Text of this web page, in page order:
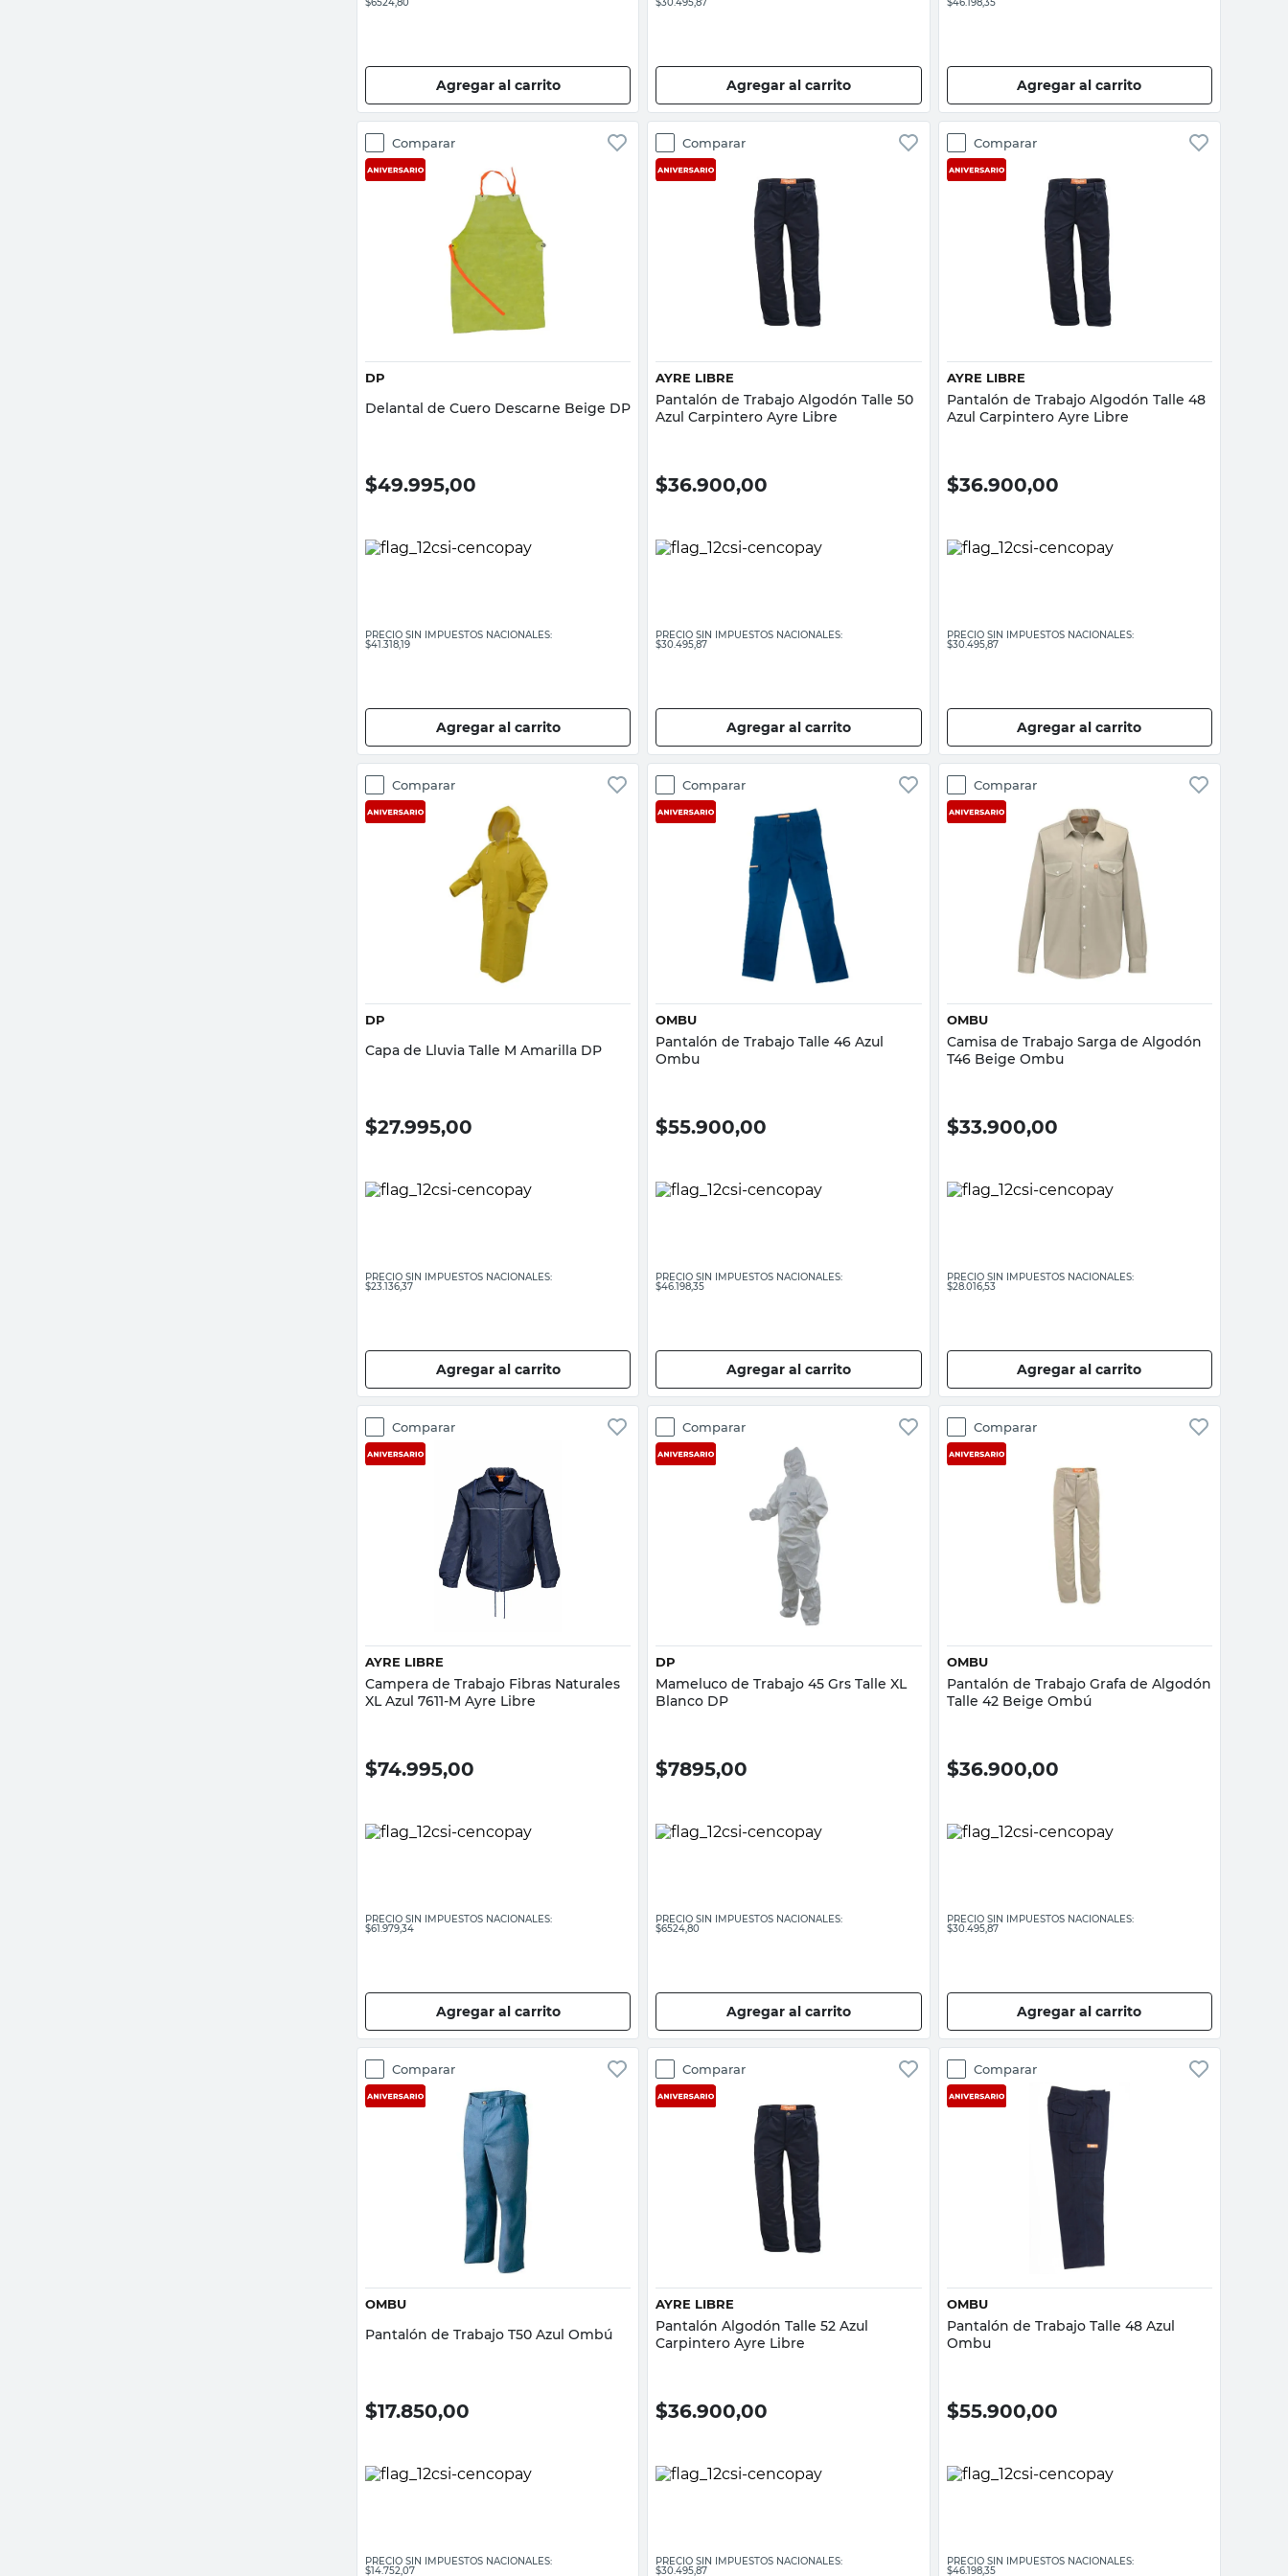
Agregar al carrito Agregar al carrito Agregar al carrito
Comparar
Vista rápida
DP
Delantal de Cuero Descarne Beige DP
$49.995,00
PRECIO SIN IMPUESTOS NACIONALES:
$41.318,19
Agregar al carrito
Comparar
Vista rápida
AYRE LIBRE
Pantalón de Trabajo Algodón Talle 50
Azul Carpintero Ayre Libre
$36.900,00
PRECIO SIN IMPUESTOS NACIONALES:
$30.495,87
Agregar al carrito
Comparar
Vista rápida
AYRE LIBRE
Pantalón de Trabajo Algodón Talle 48
Azul Carpintero Ayre Libre
$36.900,00
PRECIO SIN IMPUESTOS NACIONALES:
$30.495,87
Agregar al carrito
Comparar
Vista rápida
DP
Capa de Lluvia Talle M Amarilla DP
$27.995,00
PRECIO SIN IMPUESTOS NACIONALES:
$23.136,37
Agregar al carrito
Comparar
Vista rápida
OMBU
Pantalón de Trabajo Talle 46 Azul
Ombu
$55.900,00
PRECIO SIN IMPUESTOS NACIONALES:
$46.198,35
Agregar al carrito
Comparar
Vista rápida
OMBU
Camisa de Trabajo Sarga de Algodón
T46 Beige Ombu
$33.900,00
PRECIO SIN IMPUESTOS NACIONALES:
$28.016,53
Agregar al carrito
Comparar
Vista rápida
AYRE LIBRE
Campera de Trabajo Fibras Naturales
XL Azul 7611-M Ayre Libre
$74.995,00
PRECIO SIN IMPUESTOS NACIONALES:
$61.979,34
Agregar al carrito
Comparar
Vista rápida
DP
Mameluco de Trabajo 45 Grs Talle XL
Blanco DP
$7895,00
PRECIO SIN IMPUESTOS NACIONALES:
$6524,80
Agregar al carrito
Comparar
Vista rápida
OMBU
Pantalón de Trabajo Grafa de Algodón
Talle 42 Beige Ombú
$36.900,00
PRECIO SIN IMPUESTOS NACIONALES:
$30.495,87
Agregar al carrito
Comparar
Vista rápida
OMBU
Pantalón de Trabajo T50 Azul Ombú
$17.850,00
PRECIO SIN IMPUESTOS NACIONALES:
$14.752,07
Comparar
Vista rápida
AYRE LIBRE
Pantalón Algodón Talle 52 Azul
Carpintero Ayre Libre
$36.900,00
PRECIO SIN IMPUESTOS NACIONALES:
$30.495,87
Comparar
Vista rápida
OMBU
Pantalón de Trabajo Talle 48 Azul
Ombu
$55.900,00
PRECIO SIN IMPUESTOS NACIONALES:
$46.198,35